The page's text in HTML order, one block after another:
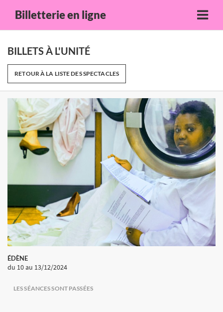
Billetterie en ligne
BILLETS À L'UNITÉ
RETOUR À LA LISTE DES SPECTACLES
ÉDÈNE
du 10au 13/12/2024
LES SÉANCES SONT PASSÉES